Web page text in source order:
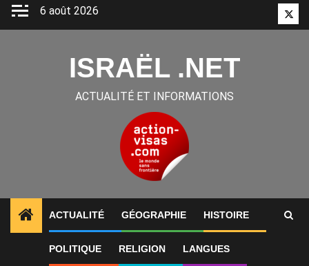
Aller
6 août 2026
ISRAËL .NET
ACTUALITÉ ET INFORMATIONS
ACTUALITÉ GÉOGRAPHIE HISTOIRE
POLITIQUE RELIGION LANGUES
International